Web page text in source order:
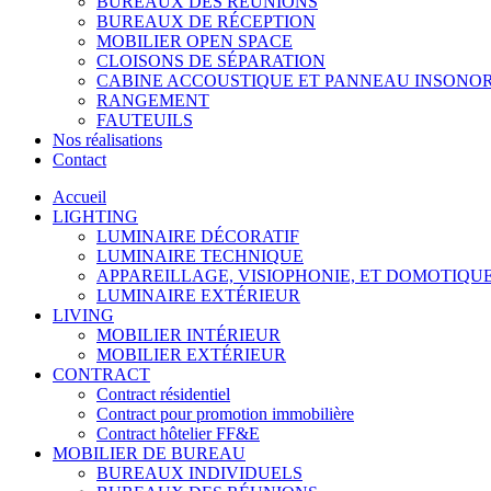
BUREAUX DE RÉCEPTION
MOBILIER OPEN SPACE
CLOISONS DE SÉPARATION
CABINE ACCOUSTIQUE ET PANNEAU
RANGEMENT
FAUTEUILS
Nos réalisations
Contact
Accueil
LIGHTING
LUMINAIRE DÉCORATIF
LUMINAIRE TECHNIQUE
APPAREILLAGE, VISIOPHONIE, ET
LUMINAIRE EXTÉRIEUR
LIVING
MOBILIER INTÉRIEUR
MOBILIER EXTÉRIEUR
CONTRACT
Contract résidentiel
Contract pour promotion immobilière
Contract hôtelier FF&E
MOBILIER DE BUREAU
BUREAUX INDIVIDUELS